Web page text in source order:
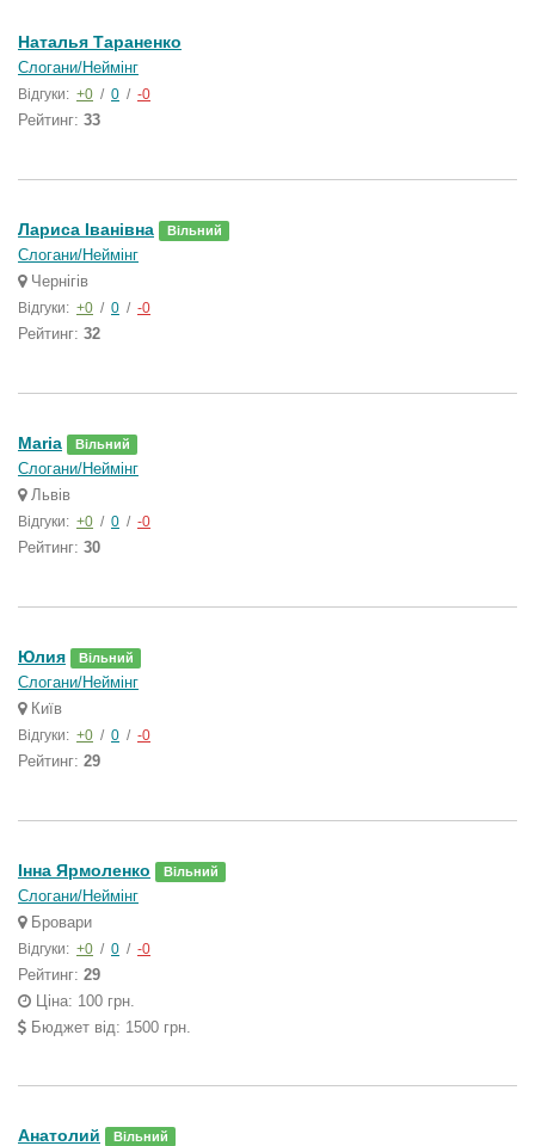
Наталья Тараненко
Слогани/Неймінг
Відгуки: +0 / 0 / -0
Рейтинг: 33
Лариса Іванівна Вільний
Слогани/Неймінг
Чернігів
Відгуки: +0 / 0 / -0
Рейтинг: 32
Maria Вільний
Слогани/Неймінг
Львів
Відгуки: +0 / 0 / -0
Рейтинг: 30
Юлия Вільний
Слогани/Неймінг
Київ
Відгуки: +0 / 0 / -0
Рейтинг: 29
Інна Ярмоленко Вільний
Слогани/Неймінг
Бровари
Відгуки: +0 / 0 / -0
Рейтинг: 29
Ціна: 100 грн.
Бюджет від: 1500 грн.
Анатолий Вільний